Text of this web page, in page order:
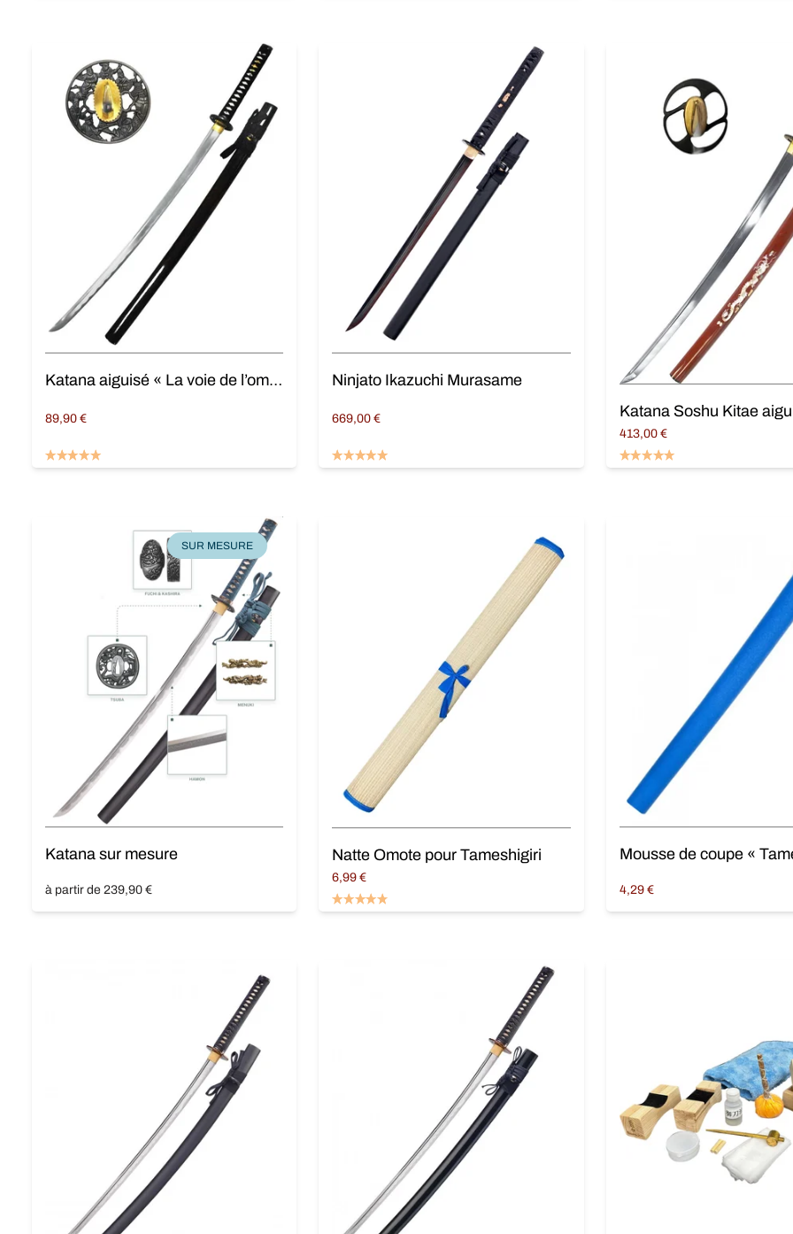
Katana aiguisé « La voie de l’ombre »
89,90 €
Ninjato Ikazuchi Murasame
669,00€
413,00 €
Ajouter au panier
SUR MESURE
Katana sur mesure
à partir de 239,90 €
Ajouter au panier
Natte Omote pour Tameshigiri
6,99€
Ajouter au panier
4,29 €
Ajouter au panier